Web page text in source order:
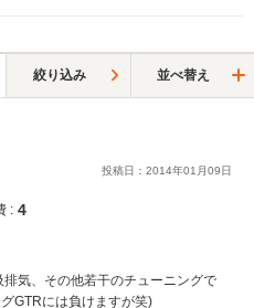
絞り込み 並べ替え
投稿日： 2014年01 月09日
: 4
気、その他若干のチューニングで
GTRには負けますが笑)